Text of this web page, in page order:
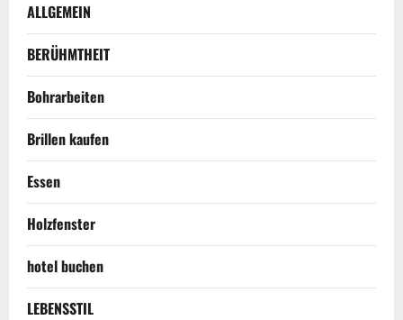
ALLGEMEIN
BERÜHMTHEIT
Bohrarbeiten
Brillen kaufen
Essen
Holzfenster
hotel buchen
LEBENSSTIL